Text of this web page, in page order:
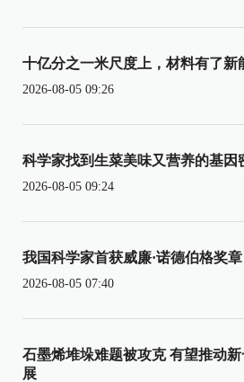
十亿分之一米尺度上，材料有了新
2026-08-05 09:26
科学家找到生菜美味又营养的基因
2026-08-05 09:24
我国科学家首获威廉·诺德伯格奖章
2026-08-05 07:40
石墨烯堆垛难题被攻克 有望推动
展